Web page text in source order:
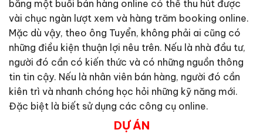
bằng một buổi bán hàng online có thể thu hút được
vài chục ngàn lượt xem và hàng trăm booking online.
Mặc dù vậy, theo ông Tuyển, không phải ai cũng có
những điều kiện thuận lợi nêu trên. Nếu là nhà đầu tư,
người đó cần có kiến thức và có những nguồn thông
tin tin cậy. Nếu là nhân viên bán hàng, người đó cần
kiên trì và nhanh chóng học hỏi những kỹ năng mới.
Đặc biệt là biết sử dụng các công cụ online.
DỰ ÁN